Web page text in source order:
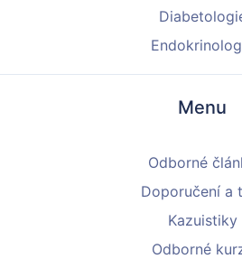
Menu
Odborné
Doporučení a
Kazuistiky
Odborné